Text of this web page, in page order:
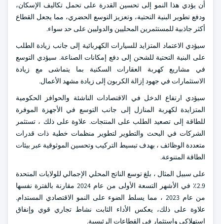
أن يؤدي هذا النمو إلى تحسين القدرة على تحمل تكاليف الإسكان،
ودفع تطوير البنية التحتية، وتعزيز التوسع الحضري، مما يجعل القطاع
أكثر جاذبية للمستثمرين المحليين والدوليين على حد سواء.
سيؤدي الاعتماد المتزايد للسيارات الكهربائية إلى جانب زيادة الطلب
على البنية التحتية للشحن إلى دفع إمكانات الصناعة. سيؤدي التوسع
في مشاريع كهربة العقارات السكنية بما يتماشى مع زيادة
الاستثمارات في جهود إزالة الكربون إلى زيادة مشهد الأعمال.
سيؤدي ارتفاع الدخل في الاقتصادات الناشئة والحوافز الحكومية
المتزايدة لكهربة المنازل إلى جانب التوسع في الأجهزة الموفرة
للطاقة إلى تصعيد الطلب على المنتجات. علاوة على ذلك ، تستثمر
الشركات في البحث والتطوير لتطوير منظمات خطية ذات قدرات
متعددة الوظائف ، بهدف تبسيط التركيب وتحسين الموثوقية عبر بيئات
الطاقة المتنوعة.
على سبيل المثال ، بلغ توسع الناتج المحلي الإجمالي للولايات المتحدة
2.9٪ في الأشهر التسعة الأولى من عام 2024 مقارنة بالفترة نفسها
من عام 2023 ، مما يسلط الضوء على النمو الاقتصادي المستدام.
علاوة على ذلك، يعكس الأداء الثابت نشاط تجاري قوي وإنفاق
استهلاكي واستثمار في القطاعات الرئيسية.